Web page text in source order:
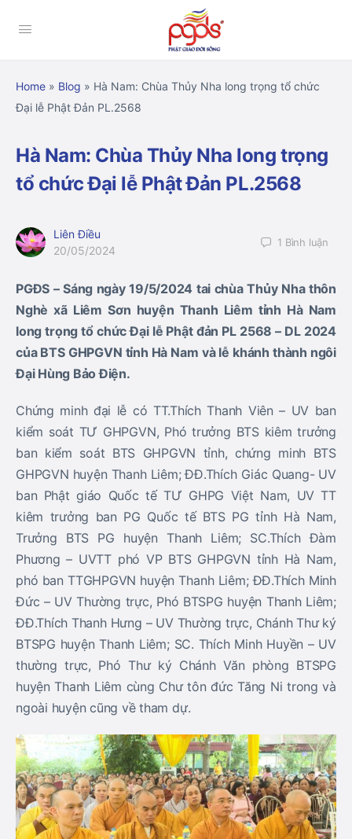
Home » Blog » Hà Nam: Chùa Thủy Nha long trọng tổ chức
Đại lễ Phật Đản PL.2568
Hà Nam: Chùa Thủy Nha long trọng
tổ chức Đại lễ Phật Đản PL.2568
Liên Điều
20/05/2024
1 Bình luận
PGĐS – Sáng ngày 19/5/2024 tai chùa Thủy Nha thôn
Nghè xã Liêm Sơn huyện Thanh Liêm tỉnh Hà Nam
long trọng tổ chức Đại lễ Phật đản PL 2568 – DL 2024
của BTS GHPGVN tỉnh Hà Nam và lễ khánh thành ngôi
Đại Hùng Bảo Điện.
Chứng minh đại lễ có TT.Thích Thanh Viên – UV ban
kiểm soát TƯ GHPGVN, Phó trưởng BTS kiêm trưởng
ban kiểm soát BTS GHPGVN tỉnh, chứng minh BTS
GHPGVN huyện Thanh Liêm; ĐĐ.Thích Giác Quang- UV
ban Phật giáo Quốc tế TƯ GHPG Việt Nam, UV TT
kiêm trưởng ban PG Quốc tế BTS PG tỉnh Hà Nam,
Trưởng BTS PG huyện Thanh Liêm; SC.Thích Đàm
Phương – UVTT phó VP BTS GHPGVN tỉnh Hà Nam,
phó ban TTGHPGVN huyện Thanh Liêm; ĐĐ.Thích Minh
Đức – UV Thường trực, Phó BTSPG huyện Thanh Liêm;
ĐĐ.Thích Thanh Hưng – UV Thường trực, Chánh Thư ký
BTSPG huyện Thanh Liêm; SC. Thích Minh Huyền – UV
thường trực, Phó Thư ký Chánh Văn phòng BTSPG
huyện Thanh Liêm cùng Chư tôn đức Tăng Ni trong và
ngoài huyện cũng về tham dự.